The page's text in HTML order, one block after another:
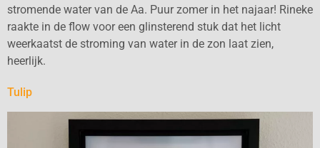
stromende water van de Aa. Puur zomer in het najaar! Rineke
raakte in de flow voor een glinsterend stuk dat het licht
weerkaatst de stroming van water in de zon laat zien,
heerlijk.
Tulip